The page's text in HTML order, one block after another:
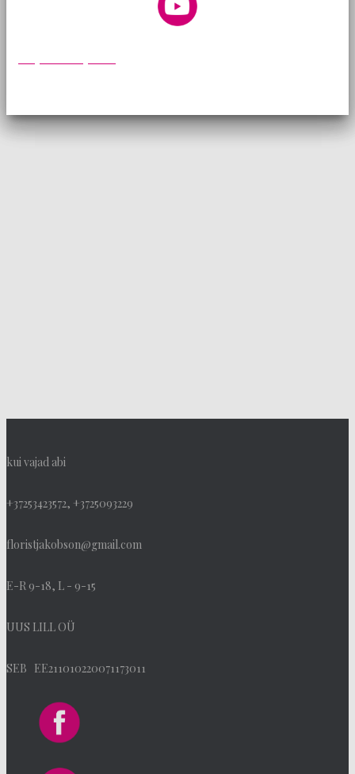
kui vajad abi
+37253423572, +3725093229
floristjakobson@gmail.com
E-R 9-18, L - 9-15
UUS LILL OÜ
SEB EE211010220071173011